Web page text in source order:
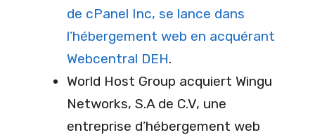
de cPanel Inc, se lance dans
l’hébergement web en acquérant
Webcentral DEH.
World Host Group acquiert Wingu
Networks, S.A de C.V, une
entreprise d’hébergement web